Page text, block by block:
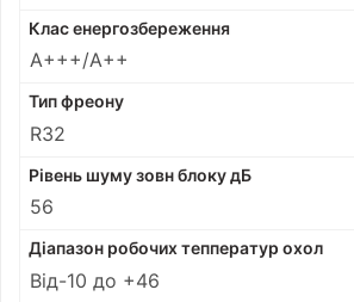
Клас енергозбереження
А+++/А++
Тип фреону
R32
Рівень шуму зовн блоку дБ
56
Діапазон робочих тепператур охол
Від-10 до +46